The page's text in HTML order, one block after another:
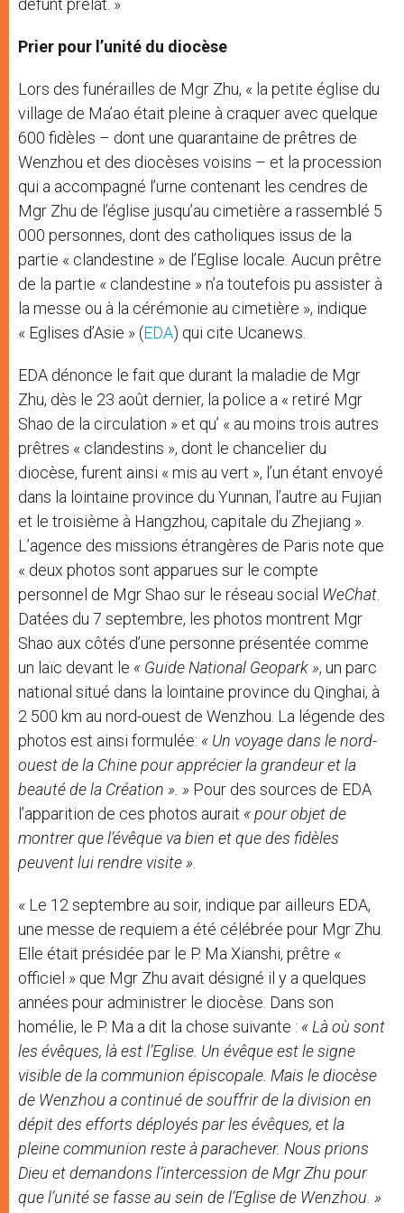
défunt prélat. »
Prier pour l’unité du diocèse
Lors des funérailles de Mgr Zhu, « la petite église du
village de Ma’ao était pleine à craquer avec quelque
600 fidèles – dont une quarantaine de prêtres de
Wenzhou et des diocèses voisins – et la procession
qui a accompagné l’urne contenant les cendres de
Mgr Zhu de l’église jusqu’au cimetière a rassemblé 5
000 personnes, dont des catholiques issus de la
partie « clandestine » de l’Eglise locale. Aucun prêtre
de la partie « clandestine » n’a toutefois pu assister à
la messe ou à la cérémonie au cimetière », indique
« Eglises d’Asie » (EDA) qui cite Ucanews.
EDA dénonce le fait que durant la maladie de Mgr
Zhu, dès le 23 août dernier, la police a « retiré Mgr
Shao de la circulation » et qu’ « au moins trois autres
prêtres « clandestins », dont le chancelier du
diocèse, furent ainsi « mis au vert », l’un étant envoyé
dans la lointaine province du Yunnan, l’autre au Fujian
et le troisième à Hangzhou, capitale du Zhejiang ».
L’agence des missions étrangères de Paris note que
« deux photos sont apparues sur le compte
personnel de Mgr Shao sur le réseau social WeChat
Datées du 7 septembre, les photos montrent Mgr
Shao aux côtés d’une personne présentée comme
un laïc devant le « Guide National Geopark », un parc
national situé dans la lointaine province du Qinghai, à
2 500 km au nord-ouest de Wenzhou. La légende des
photos est ainsi formulée: « Un voyage dans le nord-
ouest de la Chine pour apprécier la grandeur et la
beauté de la Création ». » Pour des sources de EDA
l’apparition de ces photos aurait « pour objet de
montrer que l’évêque va bien et que des fidèles
peuvent lui rendre visite »
« Le 12 septembre au soir, indique par ailleurs EDA,
une messe de requiem a été célébrée pour Mgr Zhu.
Elle était présidée par le P. Ma Xianshi, prêtre «
officiel » que Mgr Zhu avait désigné il y a quelques
années pour administrer le diocèse. Dans son
homélie, le P. Ma a dit la chose suivante : « Là où sont
les évêques, là est l’Eglise. Un évêque est le signe
visible de la communion épiscopale. Mais le diocèse
de Wenzhou a continué de souffrir de la division en
dépit des efforts déployés par les évêques, et la
pleine communion reste à parachever. Nous prions
Dieu et demandons l’intercession de Mgr Zhu pour
que l’unité se fasse au sein de l’Eglise de Wenzhou. »